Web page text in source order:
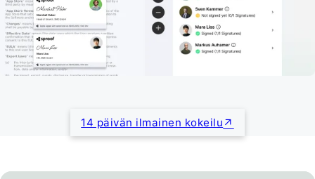
14 päivän ilmainen kokeilu